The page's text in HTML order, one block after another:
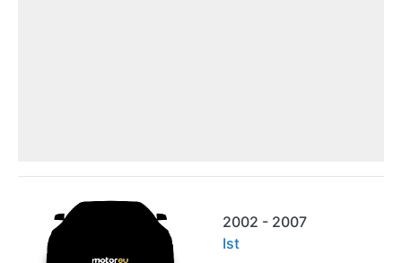
2002 - 2007
Ist